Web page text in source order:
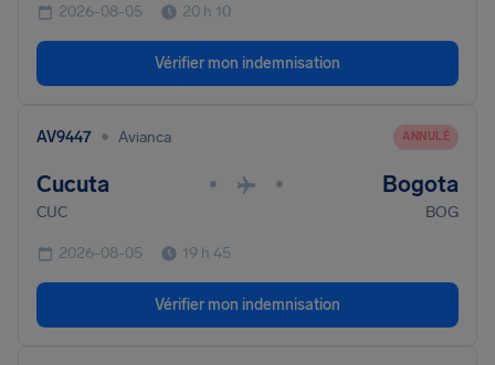
2026-08-05 20 h 10
Vérifier mon indemnisation
AV9447 • Avianca ANNULÉ
Cucuta • • Bogota
CUC BOG
2026-08-05 19 h 45
Vérifier mon indemnisation